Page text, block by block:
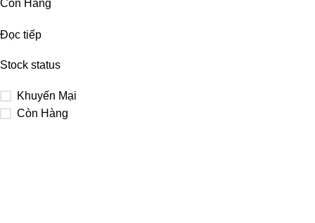
Stock status
Khuyến Mại
Còn Hàng
Còn Hàng
Đọc tiếp